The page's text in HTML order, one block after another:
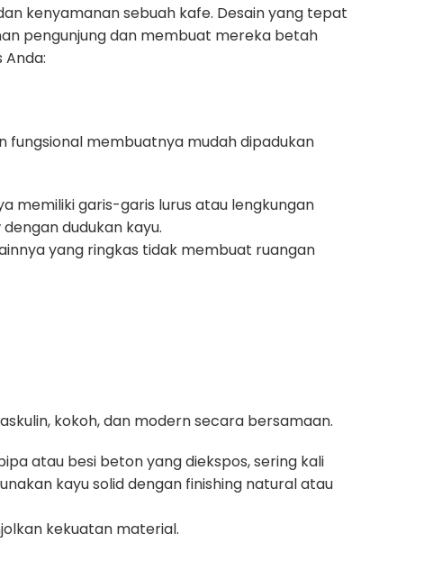
kenyamanan sebuah kafe. Desain yang tepat
pengunjung dan membuat mereka betah
fungsional membuatnya mudah dipadukan
memiliki garis-garis lurus atau lengkungan
dudukan kayu.
yang ringkas tidak membuat ruangan
kokoh, dan modern secara bersamaan.
atau besi beton yang diekspos, sering kali
kayu solid dengan finishing natural atau
kekuatan material.